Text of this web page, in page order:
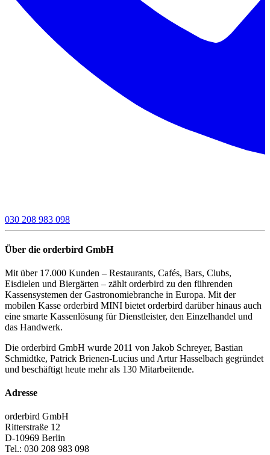
030 208 983 098
Über die orderbird GmbH
Mit über 17.000 Kunden – Restaurants, Cafés, Bars, Clubs,
Eisdielen und Biergärten – zählt orderbird zu den führenden
Kassensystemen der Gastronomiebranche in Europa. Mit der
mobilen Kasse orderbird MINI bietet orderbird darüber hinaus auch
eine smarte Kassenlösung für Dienstleister, den Einzelhandel und
das Handwerk.
Die orderbird GmbH wurde 2011 von Jakob Schreyer, Bastian
Schmidtke, Patrick Brienen-Lucius und Artur Hasselbach gegründet
und beschäftigt heute mehr als 130 Mitarbeitende.
Adresse
orderbird GmbH
Ritterstraße 12
D-10969 Berlin
Tel.: 030 208 983 098